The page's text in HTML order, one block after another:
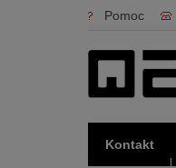
Pomoc
Kontakt